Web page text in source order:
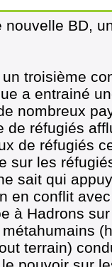
nouvelle BD,
troisième
a entrainé
nombreux
de réfugiés
de réfugiés
sur les
sait qui
en conflit
à Hadrons
terrain)